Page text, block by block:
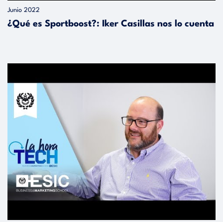
Junio 2022
¿Qué es Sportboost?: Iker Casillas nos lo cuenta